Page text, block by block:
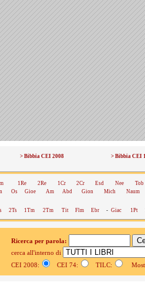
> Bibbia CEI 2008 > Bibbia CEI
1Re 2Re 1Cr 2Cr Esd Nee Tob
Os Gioe Am Abd Gion Mich Naum
2Ts 1Tm 2Tm Tit Flm Ebr - Giac 1Pt
Ricerca per parola:
cerca all'interno di
CEI 2008:
CEI 74: TILC: